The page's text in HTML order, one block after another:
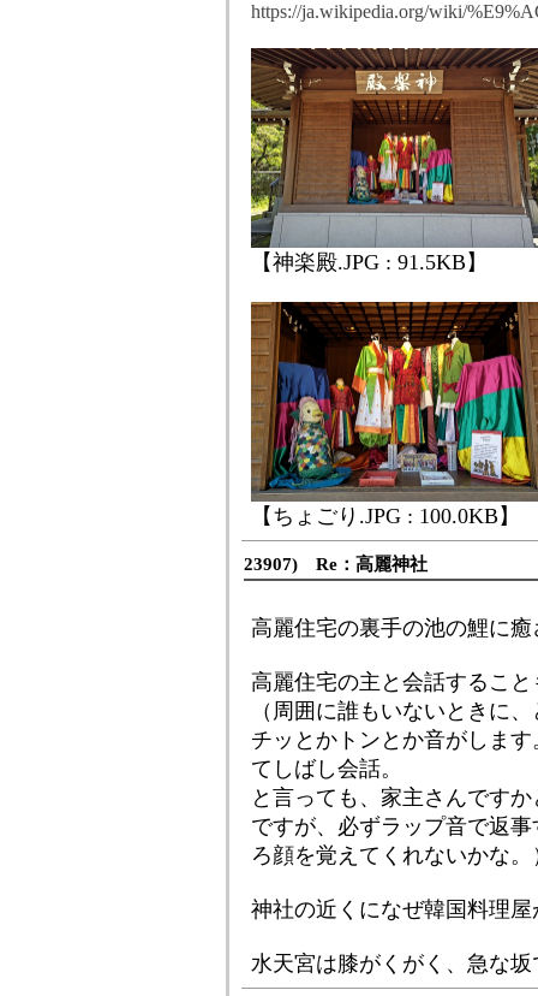
https://ja.wikipedia.org/wiki/
【神楽殿.JPG : 91.5KB】
【ちょごり.JPG : 100.0KB】
23907) Re：高麗神社
高麗住宅の裏手の池の鯉に
高麗住宅の主と会話すること
（周囲に誰もいないときに
チッとかトンとか音がしま
てしばし会話。
と言っても、家主さんです
ですが、必ずラップ音で返
ろ顔を覚えてくれないかな。
神社の近くになぜ韓国料理
水天宮は膝がくがく、急な